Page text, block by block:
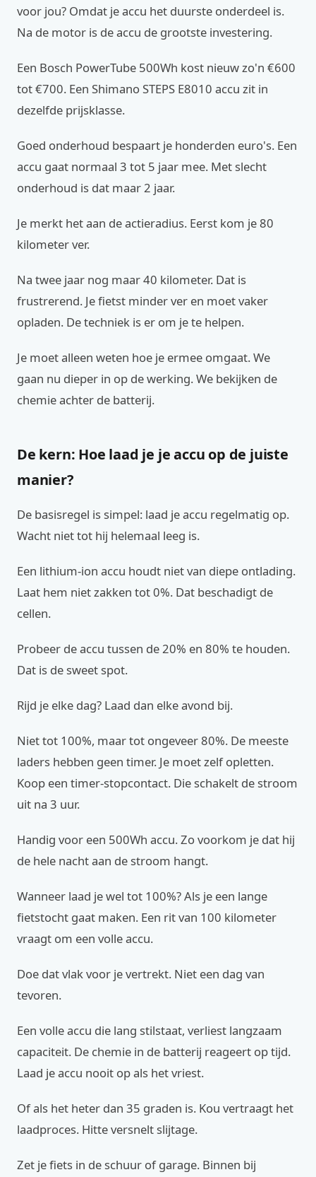
voor jou? Omdat je accu het duurste onderdeel is.
Na de motor is de accu de grootste investering.
Een Bosch PowerTube 500Wh kost nieuw zo'n €600
tot €700. Een Shimano STEPS E8010 accu zit in
dezelfde prijsklasse.
Goed onderhoud bespaart je honderden euro's. Een
accu gaat normaal 3 tot 5 jaar mee. Met slecht
onderhoud is dat maar 2 jaar.
Je merkt het aan de actieradius. Eerst kom je 80
kilometer ver.
Na twee jaar nog maar 40 kilometer. Dat is
frustrerend. Je fietst minder ver en moet vaker
opladen. De techniek is er om je te helpen.
Je moet alleen weten hoe je ermee omgaat. We
gaan nu dieper in op de werking. We bekijken de
chemie achter de batterij.
De kern: Hoe laad je je accu op de juiste
manier?
De basisregel is simpel: laad je accu regelmatig op.
Wacht niet tot hij helemaal leeg is.
Een lithium-ion accu houdt niet van diepe ontlading.
Laat hem niet zakken tot 0%. Dat beschadigt de
cellen.
Probeer de accu tussen de 20% en 80% te houden.
Dat is de sweet spot.
Rijd je elke dag? Laad dan elke avond bij.
Niet tot 100%, maar tot ongeveer 80%. De meeste
laders hebben geen timer. Je moet zelf opletten.
Koop een timer-stopcontact. Die schakelt de stroom
uit na 3 uur.
Handig voor een 500Wh accu. Zo voorkom je dat hij
de hele nacht aan de stroom hangt.
Wanneer laad je wel tot 100%? Als je een lange
fietstocht gaat maken. Een rit van 100 kilometer
vraagt om een volle accu.
Doe dat vlak voor je vertrekt. Niet een dag van
tevoren.
Een volle accu die lang stilstaat, verliest langzaam
capaciteit. De chemie in de batterij reageert op tijd.
Laad je accu nooit op als het vriest.
Of als het heter dan 35 graden is. Kou vertraagt het
laadproces. Hitte versnelt slijtage.
Zet je fiets in de schuur of garage. Binnen bij